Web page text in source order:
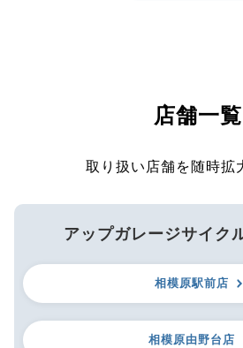
店舗一覧
取り扱い店舗を随時拡
アップガレージサイク
相模原駅前店
相模原由野台店